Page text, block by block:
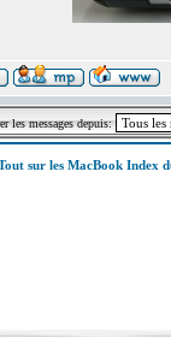
les messages depuis:
sur les MacBook Index